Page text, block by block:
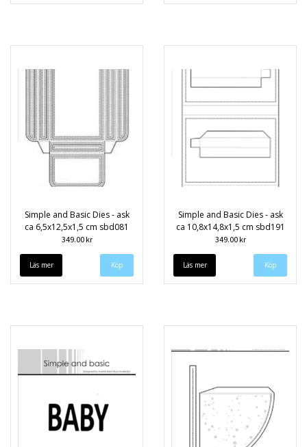
Simple and Basic Dies - ask
ca 6,5x12,5x1,5 cm sbd081
349.00 kr
Läs mer
Simple and Basic Dies - ask
ca 10,8x14,8x1,5 cm sbd191
349.00 kr
Läs mer